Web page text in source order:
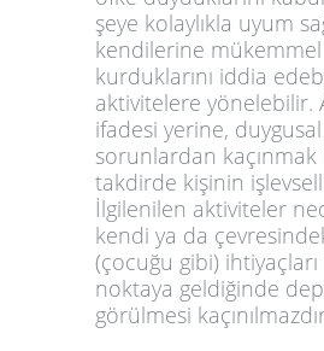
şeye kolaylıkla uyum
kendilerine
kurduklarını iddia
aktivitelere yönelebilir.
ifadesi yerine, duygusal
sorunlardan kaçınmak
takdirde kişinin
İlgilenilen aktiviteler
kendi ya da
(çocuğu gibi)
noktaya geldiğinde
görülmesi